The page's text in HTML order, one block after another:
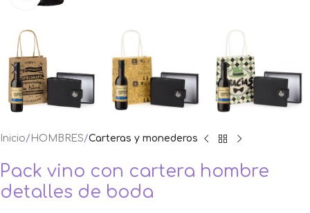
Inicio HOMBRES Carteras y monederos
Pack vino con cartera hombre
detalles de boda